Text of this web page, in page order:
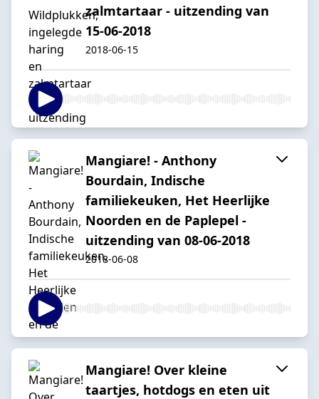
zalmtartaar - uitzending van
15-06-2018
2018-06-15
Mangiare! - Anthony
Bourdain, Indische
familiekeuken, Het Heerlijke
Noorden en de Paplepel -
uitzending van 08-06-2018
2018-06-08
Mangiare! Over kleine
taartjes, hotdogs en eten uit